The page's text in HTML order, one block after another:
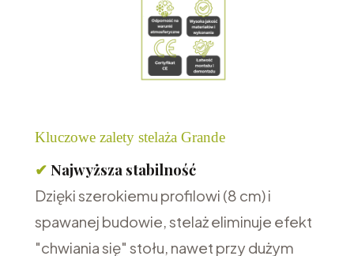
Kluczowe zalety stelaża Grande
✔ Najwyższa stabilność
Dzięki szerokiemu profilowi (8 cm) i
spawanej budowie, stelaż eliminuje efekt
"chwiania się" stołu, nawet przy dużym